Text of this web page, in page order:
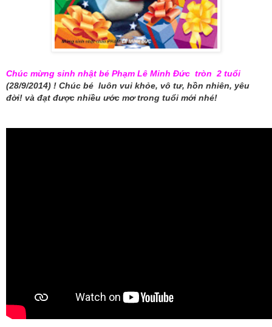
Chúc mừng sinh nhật bé Phạm Lê Minh Đức tròn 2 tuổi
(28/9/2014) ! Chúc bé luôn vui khỏe, vô tư, hồn nhiên, yêu
đời! và đạt được nhiều ước mơ trong tuổi mới nhé!